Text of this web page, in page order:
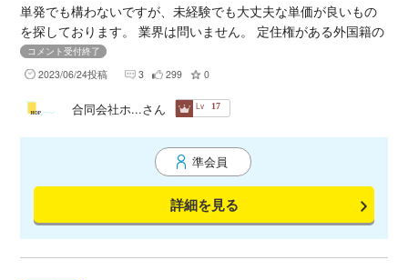
単発でも構わないですが、未経験でも大丈夫な単価が良いもの
を探しております。 業界は問いません。 定住権がある外国籍の
方が就労できるとなおありがたいです。 よろしくお願い致しま
す。
コメント受付終了
2023/06/24投稿 3 299 0
準会員
詳細を見る
合同会社ホ...さん Lv 17